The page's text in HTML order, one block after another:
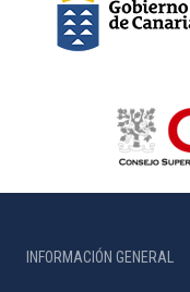
INFORMACIÓN GENERAL